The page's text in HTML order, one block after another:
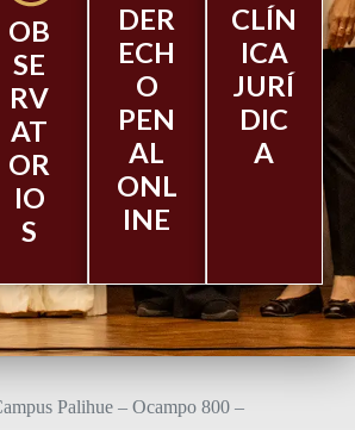
OB
SE
RV
AT
OR
IO
S
DER
ECH
O
PEN
AL
ONL
INE
CLÍN
ICA
JURÍ
DIC
A
Palihue – Ocampo 800 –